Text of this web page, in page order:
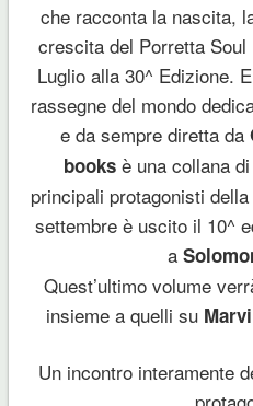
che racconta la nascita,
crescita del Porretta
Luglio alla 30^ Edizione.
rassegne del mondo
e da sempre diretta da
booksè una collana
principali protagonisti
settembre è uscito il 10^
a
Quest’ultimo volume
insieme a quelli su
Un incontro interamente